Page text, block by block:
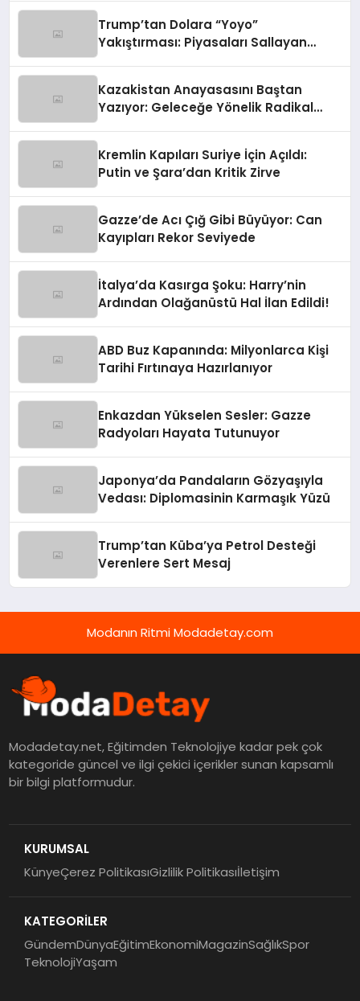
Trump’tan Dolara “Yoyo”
Yakıştırması: Piyasaları Sallayan
Kazakistan Anayasasını Baştan
Yazıyor: Geleceğe Yönelik Radikal
Kremlin Kapıları Suriye İçin Açıldı:
Putin ve Şara’dan Kritik Zirve
Gazze’de Acı Çığ Gibi Büyüyor: Can
Kayıpları Rekor Seviyede
İtalya’da Kasırga Şoku: Harry’nin
Ardından Olağanüstü Hal İlan Edildi!
ABD Buz Kapanında: Milyonlarca Kişi
Tarihi Fırtınaya Hazırlanıyor
Enkazdan Yükselen Sesler: Gazze
Radyoları Hayata Tutunuyor
Japonya’da Pandaların Gözyaşıyla
Vedası: Diplomasinin Karmaşık Yüzü
Trump’tan Küba’ya Petrol Desteği
Verenlere Sert Mesaj
Modanın Ritmi Modadetay.com
Modadetay.net, Eğitimden Teknolojiye kadar pek çok
kategoride güncel ve ilgi çekici içerikler sunan kapsamlı
bir bilgi platformudur.
KURUMSAL
KünyeÇerez PolitikasıGizlilik Politikasıİletişim
KATEGORİLER
GündemDünyaEğitimEkonomiMagazinSağlıkSpor
TeknolojiYaşam